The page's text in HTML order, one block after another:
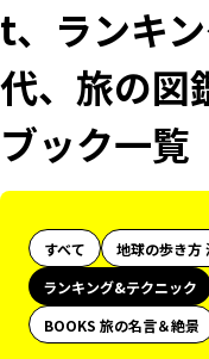
t、ランキ
代、旅の図
ブック一覧
すべて 地球の歩き方
ランキング&テクニック
BOOKS 旅の名言＆絶景